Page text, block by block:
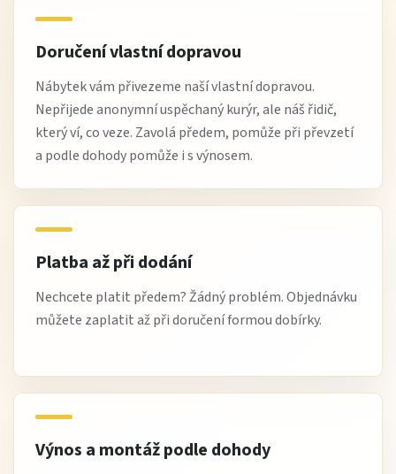
Doručení vlastní dopravou
Nábytek vám přivezeme naší vlastní dopravou.
Nepřijede anonymní uspěchaný kurýr, ale náš řidič,
který ví, co veze. Zavolá předem, pomůže při převzetí
a podle dohody pomůže i s výnosem.
Platba až při dodání
Nechcete platit předem? Žádný problém. Objednávku
můžete zaplatit až při doručení formou dobírky.
Výnos a montáž podle dohody